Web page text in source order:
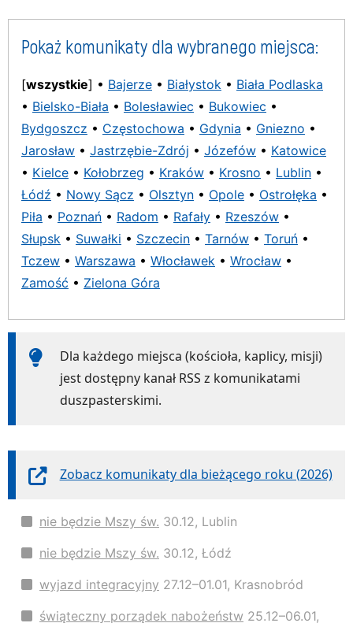
Pokaż komunikaty dla wybranego miejsca:
[wszystkie] • Bajerze • Białystok • Biała Podlaska
• Bielsko-Biała • Bolesławiec • Bukowiec •
Bydgoszcz • Częstochowa • Gdynia • Gniezno •
Jarosław • Jastrzębie-Zdrój • Józefów • Katowice
• Kielce • Kołobrzeg • Kraków • Krosno • Lublin •
Łódź • Nowy Sącz • Olsztyn • Opole • Ostrołęka •
Piła • Poznań • Radom • Rafały • Rzeszów •
Słupsk • Suwałki • Szczecin • Tarnów • Toruń •
Tczew • Warszawa • Włocławek • Wrocław •
Zamość • Zielona Góra
Dla każdego miejsca (kościoła, kaplicy, misji)
jest dostępny kanał RSS z komunikatami
duszpasterskimi.
Zobacz komunikaty dla bieżącego roku (2026)
nie będzie Mszy św. 30.12, Lublin
nie będzie Mszy św. 30.12, Łódź
wyjazd integracyjny 27.12–01.01, Krasnobród
świąteczny porządek nabożeństw 25.12–06.01,